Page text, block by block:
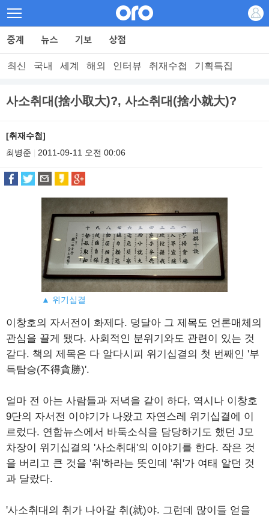
최신 국내 세계 해외 인터뷰 취재수첩 기획특집
사소취대(捨小取大)?, 사소취대(捨小就大)?
[취재수첩]
최병준
2011-09-11 오전 00:06
▲ 위기십결
이창호의 자서전이 화제다. 덩달아 그 제목도 언론매체의
관심을 끌게 됐다. 사회적인 분위기와도 관련이 있는 것
같다. 책의 제목은 다 알다시피 위기십결의 첫 번째인 '부
득탐승(不得貪勝)'.
얼마 전 아는 사람들과 저녁을 같이 하다, 역시나 이창호
9단의 자서전 이야기가 나왔고 자연스레 위기십결에 이
르렀다. 연합뉴스에서 바둑소식을 담당하기도 했던 J모
차장이 위기십결의 '사소취대'의 이야기를 한다. 작은 것
을 버리고 큰 것을 '취'하라는 뜻인데 '취'가 여태 알던 것
과 달랐다.
'사소취대의 취가 나아갈 취(就)야. 그런데 많이들 얻을